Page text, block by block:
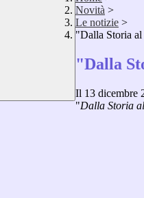
Novità >
Le notizie >
"Dalla Storia
"Dalla
Il 13 dicembre
"Dalla Storia